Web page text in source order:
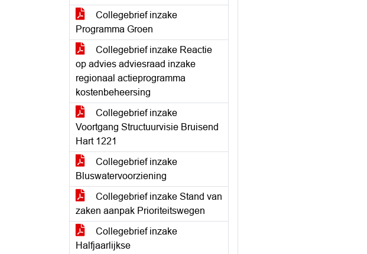
Collegebrief inzake
Programma Groen
Collegebrief inzake Reactie
op advies adviesraad inzake
regionaal actieprogramma
kostenbeheersing
Collegebrief inzake
Voortgang Structuurvisie Bruisend
Hart 1221
Collegebrief inzake
Bluswatervoorziening
Collegebrief inzake Stand van
zaken aanpak Prioriteitswegen
Collegebrief inzake
Halfjaarlijkse